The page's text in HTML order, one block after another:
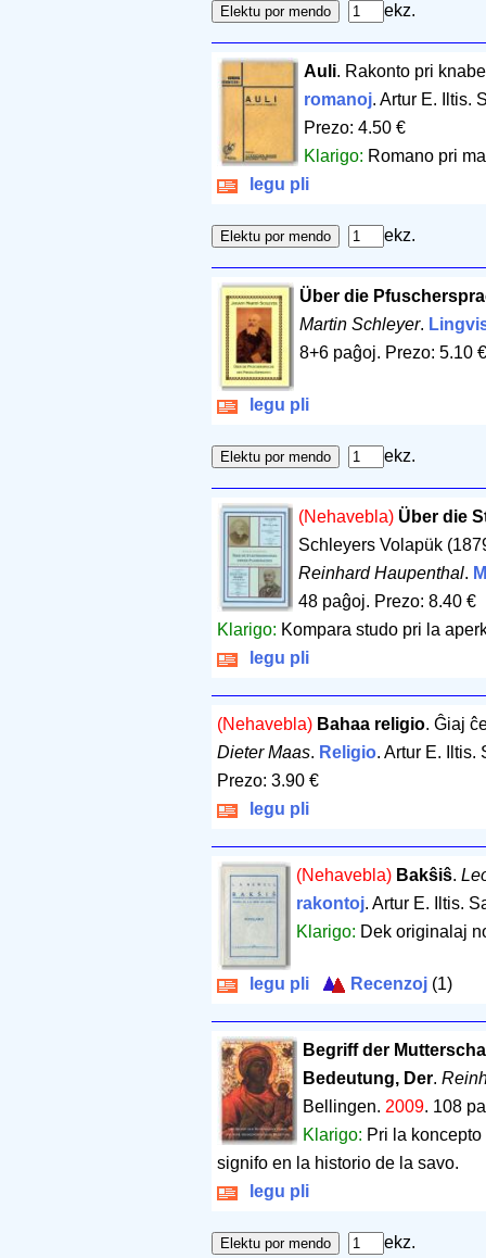
ekz.
Auli. Rakonto pri
romanoj. Artur E. Iltis.
Prezo: 4.50 €
Klarigo: Romano pri
legu pli
ekz.
Über die
Martin Schleyer.
8+6 paĝoj. Prezo: 5.10 €
legu pli
ekz.
(Nehavebla) Über die
Schleyers Volapük
Reinhard Haupenthal.
48 paĝoj. Prezo: 8.40 €
Klarigo: Kompara studo pri la
legu pli
(Nehavebla) Bahaa religio. Ĝiaj
Dieter Maas. Religio. Artur E.
Prezo: 3.90 €
legu pli
(Nehavebla) Bakŝiŝ.
rakontoj. Artur E. Iltis.
Klarigo: Dek originalaj
legu pli Recenzoj (1)
Begriff der
Bedeutung, Der.
Bellingen. 2009. 108
Klarigo: Pri la
signifo en la historio de la savo.
legu pli
ekz.